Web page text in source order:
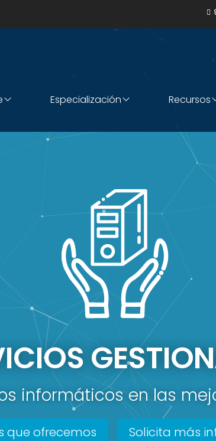

Especialización Recursos
informáticos en las
que ofrecemos Solicita más